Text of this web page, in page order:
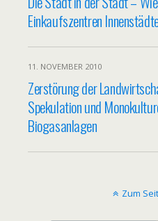
Einkaufszentren
11. NOVEMBER 2010
Zerstörung der
Spekulation und
Biogasanlagen
Zum